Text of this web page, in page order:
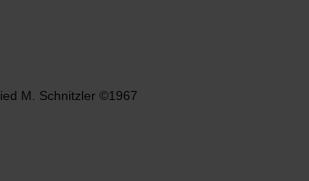
M. Schnitzler ©1967